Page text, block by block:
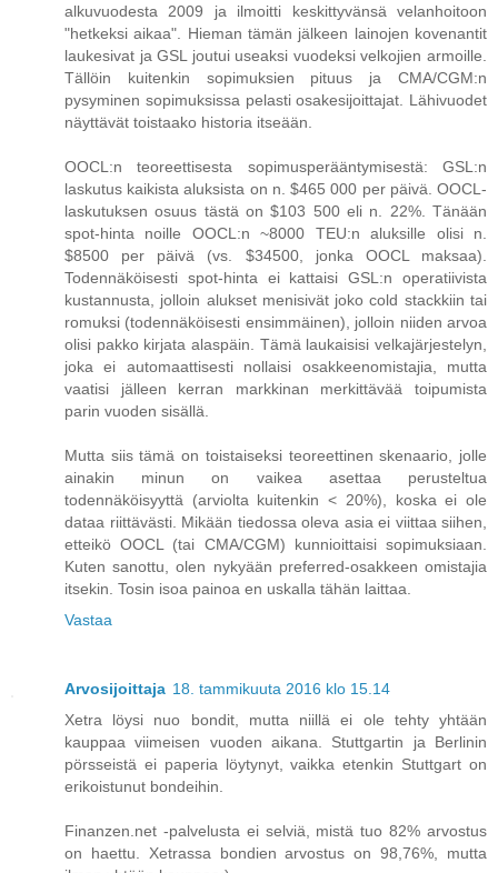
alkuvuodesta 2009 ja ilmoitti keskittyvänsä velanhoitoon
"hetkeksi aikaa". Hieman tämän jälkeen lainojen kovenantit
laukesivat ja GSL joutui useaksi vuodeksi velkojien armoille.
Tällöin kuitenkin sopimuksien pituus ja CMA/CGM:n
pysyminen sopimuksissa pelasti osakesijoittajat. Lähivuodet
näyttävät toistaako historia itseään.
OOCL:n teoreettisesta sopimusperääntymisestä: GSL:n
laskutus kaikista aluksista on n. $465 000 per päivä. OOCL-
laskutuksen osuus tästä on $103 500 eli n. 22%. Tänään
spot-hinta noille OOCL:n ~8000 TEU:n aluksille olisi n.
$8500 per päivä (vs. $34500, jonka OOCL maksaa).
Todennäköisesti spot-hinta ei kattaisi GSL:n operatiivista
kustannusta, jolloin alukset menisivät joko cold stackkiin tai
romuksi (todennäköisesti ensimmäinen), jolloin niiden arvoa
olisi pakko kirjata alaspäin. Tämä laukaisisi velkajärjestelyn,
joka ei automaattisesti nollaisi osakkeenomistajia, mutta
vaatisi jälleen kerran markkinan merkittävää toipumista
parin vuoden sisällä.
Mutta siis tämä on toistaiseksi teoreettinen skenaario, jolle
ainakin minun on vaikea asettaa perusteltua
todennäköisyyttä (arviolta kuitenkin < 20%), koska ei ole
dataa riittävästi. Mikään tiedossa oleva asia ei viittaa siihen,
etteikö OOCL (tai CMA/CGM) kunnioittaisi sopimuksiaan.
Kuten sanottu, olen nykyään preferred-osakkeen omistajia
itsekin. Tosin isoa painoa en uskalla tähän laittaa.
Vastaa
Arvosijoittaja 18. tammikuuta 2016 klo 15.14
Xetra löysi nuo bondit, mutta niillä ei ole tehty yhtään
kauppaa viimeisen vuoden aikana. Stuttgartin ja Berlinin
pörsseistä ei paperia löytynyt, vaikka etenkin Stuttgart on
erikoistunut bondeihin.
Finanzen.net -palvelusta ei selviä, mistä tuo 82% arvostus
on haettu. Xetrassa bondien arvostus on 98,76%, mutta